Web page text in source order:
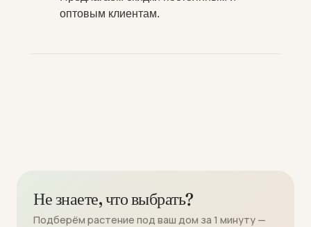
оптовым клиентам.
Не знаете, что выбрать?
Подберём растение под ваш дом за 1 минуту —